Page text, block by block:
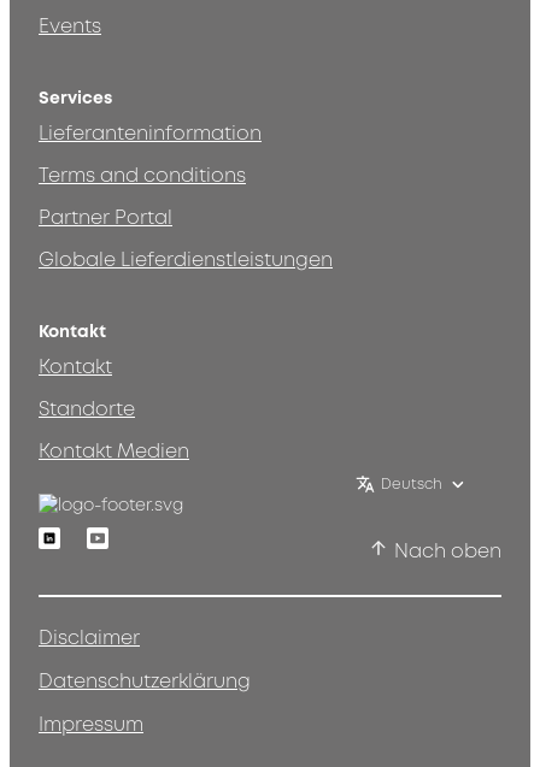
Events
Services
Lieferanteninformation
Terms and conditions
Partner Portal
Globale Lieferdienstleistungen
Kontakt
Kontakt
Standorte
Kontakt Medien
Deutsch
LinkedinYoutube
Nach oben
Disclaimer
Datenschutzerklärung
Impressum